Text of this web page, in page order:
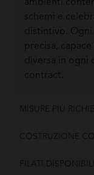
MISURE PIÙ
COSTRUZIONE
FILATI DISPONIBILI